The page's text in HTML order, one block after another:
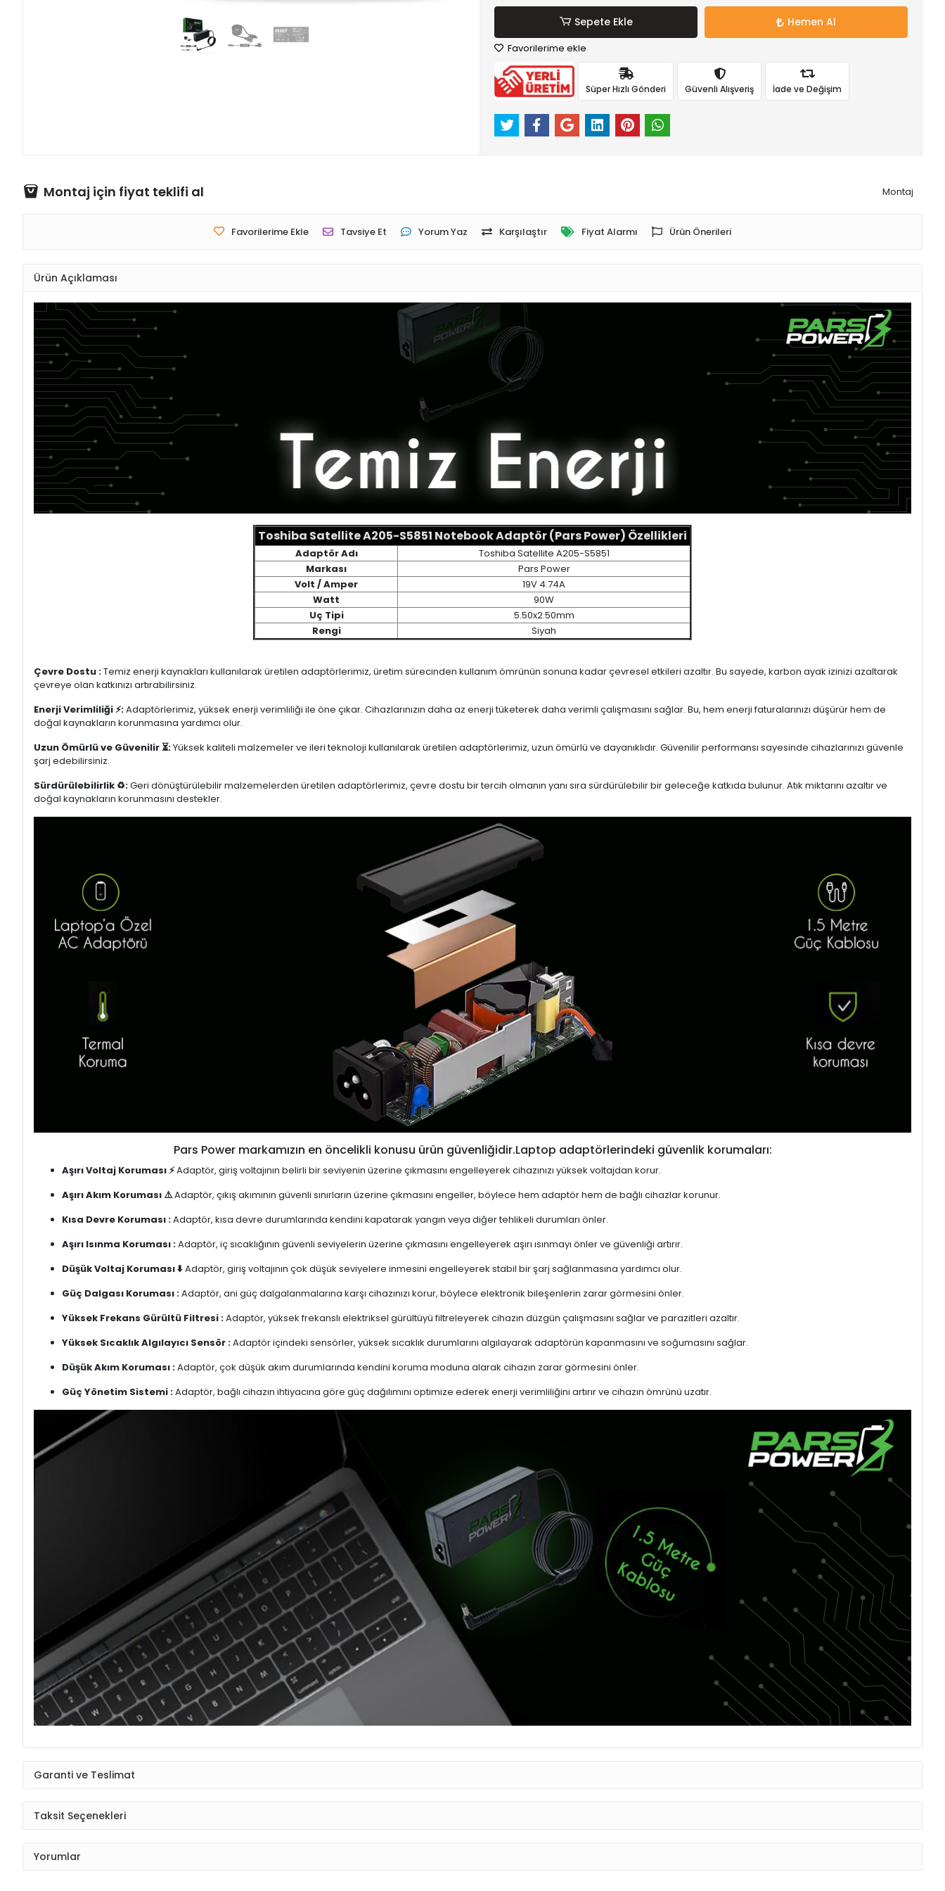
Sepete Ekle Hemen Al
Favorilerime ekle
Süper Hızlı Gönderi Güvenli Alışveriş İade ve Değişim
Montaj için fiyat teklifi al Montaj
Favorilerime Ekle Tavsiye Et Yorum Yaz Karşılaştır Fiyat Alarmı Ürün Önerileri
Ürün Açıklaması
Toshiba Satellite A205-S5851 Notebook Adaptör (Pars Power) Özellikleri
Adaptör Adı
Toshiba Satellite A205-S5851
Markası
Pars Power
Volt / Amper
19V 4.74A
Watt
90W
Uç Tipi
5.50x2.50mm
Rengi
Siyah
Çevre Dostu :Temiz enerji kaynakları kullanılarak üretilen adaptörlerimiz, üretim sürecinden kullanım ömrünün sonuna kadar çevresel etkileri azaltır. Bu sayede, karbon ayak izinizi azaltarak
çevreye olan katkınızı artırabilirsiniz.
Enerji Verimliliği ⚡:Adaptörlerimiz, yüksek enerji verimliliği ile öne çıkar. Cihazlarınızın daha az enerji tüketerek daha verimli çalışmasını sağlar. Bu, hem enerji faturalarınızı düşürür hem de
doğal kaynakların korunmasına yardımcı olur.
Uzun Ömürlü ve Güvenilir ⏳:Yüksek kaliteli malzemeler ve ileri teknoloji kullanılarak üretilen adaptörlerimiz, uzun ömürlü ve dayanıklıdır. Güvenilir performansı sayesinde cihazlarınızı güvenle
şarj edebilirsiniz.
Sürdürülebilirlik ♻️:Geri dönüştürülebilir malzemelerden üretilen adaptörlerimiz, çevre dostu bir tercih olmanın yanı sıra sürdürülebilir bir geleceğe katkıda bulunur. Atık miktarını azaltır ve
doğal kaynakların korunmasını destekler.
Pars Power markamızın en öncelikli konusu ürün güvenliğidir.Laptop adaptörlerindeki güvenlik korumaları:
Aşırı Voltaj Koruması ⚡Adaptör, giriş voltajının belirli bir seviyenin üzerine çıkmasını engelleyerek cihazınızı yüksek voltajdan korur.
Aşırı Akım Koruması ⚠️Adaptör, çıkış akımının güvenli sınırların üzerine çıkmasını engeller, böylece hem adaptör hem de bağlı cihazlar korunur.
Kısa Devre Koruması :Adaptör, kısa devre durumlarında kendini kapatarak yangın veya diğer tehlikeli durumları önler.
Aşırı Isınma Koruması :Adaptör, iç sıcaklığının güvenli seviyelerin üzerine çıkmasını engelleyerek aşırı ısınmayı önler ve güvenliği artırır.
Düşük Voltaj Koruması ⬇️Adaptör, giriş voltajının çok düşük seviyelere inmesini engelleyerek stabil bir şarj sağlanmasına yardımcı olur.
Güç Dalgası Koruması :Adaptör, ani güç dalgalanmalarına karşı cihazınızı korur, böylece elektronik bileşenlerin zarar görmesini önler.
Yüksek Frekans Gürültü Filtresi :Adaptör, yüksek frekanslı elektriksel gürültüyü filtreleyerek cihazın düzgün çalışmasını sağlar ve parazitleri azaltır.
Yüksek Sıcaklık Algılayıcı Sensör :Adaptör içindeki sensörler, yüksek sıcaklık durumlarını algılayarak adaptörün kapanmasını ve soğumasını sağlar.
Düşük Akım Koruması :Adaptör, çok düşük akım durumlarında kendini koruma moduna alarak cihazın zarar görmesini önler.
Güç Yönetim Sistemi :Adaptör, bağlı cihazın ihtiyacına göre güç dağılımını optimize ederek enerji verimliliğini artırır ve cihazın ömrünü uzatır.
Garanti ve Teslimat
Taksit Seçenekleri
Yorumlar